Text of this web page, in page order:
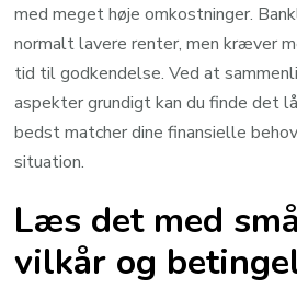
med meget høje omkostninger.
normalt lavere renter, men kræver
tid til godkendelse. Ved at
aspekter grundigt kan du finde det
bedst matcher dine finansielle
situation.
Læs det med
vilkår og